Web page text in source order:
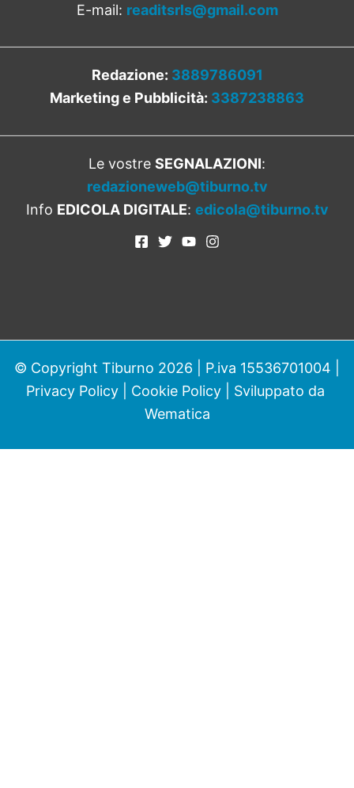
E-mail: readitsrls@gmail.com
Redazione: 3889786091
Marketing e Pubblicità: 3387238863
Le vostre SEGNALAZIONI:
redazioneweb@tiburno.tv
Info EDICOLA DIGITALE: edicola@tiburno.tv
© Copyright Tiburno 2026 | P.iva 15536701004 |
Privacy Policy| Cookie Policy| Sviluppato da
Wematica